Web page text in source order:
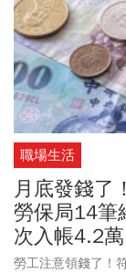
職場生活
月底發錢了
勞保局14筆
次入帳4.2萬
勞工注意領錢了！